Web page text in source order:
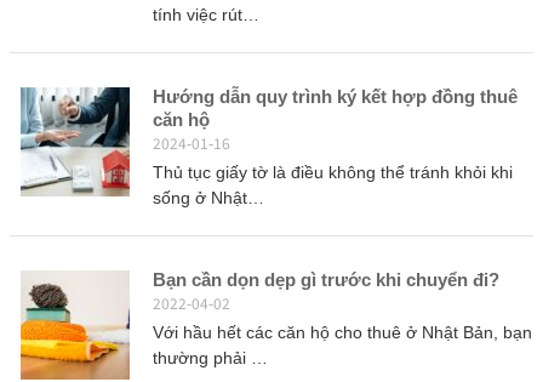
tính việc rút…
Hướng dẫn quy trình ký kết hợp đồng thuê
căn hộ
2024-01-16
Thủ tục giấy tờ là điều không thể tránh khỏi khi
sống ở Nhật…
Bạn cần dọn dẹp gì trước khi chuyển đi?
2022-04-02
Với hầu hết các căn hộ cho thuê ở Nhật Bản, bạn
thường phải …